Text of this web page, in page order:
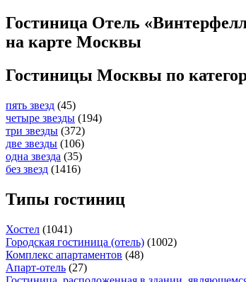
Гостиница Отель
на карте Москвы
Гостиницы Москвы по
пять звезд (45)
четыре звезды (194)
три звезды (372)
две звезды (106)
одна звезда (35)
без звезд (1416)
Типы гостиниц
Хостел (1041)
Городская гостиница (отель) (1002)
Комплекс апартаментов (48)
Апарт-отель (27)